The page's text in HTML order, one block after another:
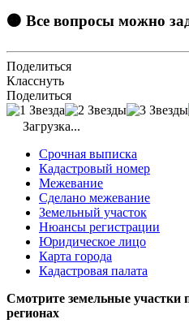
🟠 Все вопросы можно
Поделиться
Класснуть
Поделиться
Загрузка...
Срочная выписка
Кадастровый номер
Межевание
Сделано межевание
Земельный участок
Нюансы регистрации
Юридическое лицо
Карта города
Кадастровая палата
Смотрите земельные участки
регионах